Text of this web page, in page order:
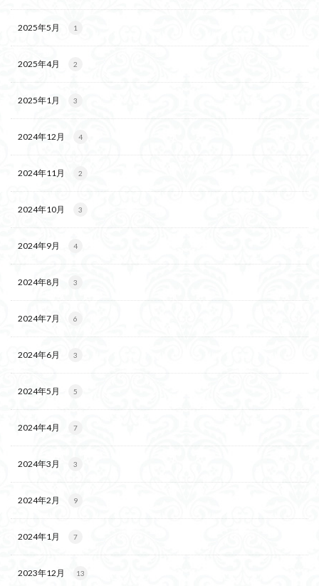
2025年5月 1
2025年4月 2
2025年1月 3
2024年12月 4
2024年11月 2
2024年10月 3
2024年9月 4
2024年8月 3
2024年7月 6
2024年6月 3
2024年5月 5
2024年4月 7
2024年3月 3
2024年2月 9
2024年1月 7
2023年12月 13